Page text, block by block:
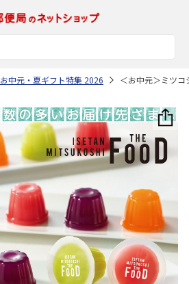
お中元・夏ギフト特集 2026 ＜お中元＞ミツ